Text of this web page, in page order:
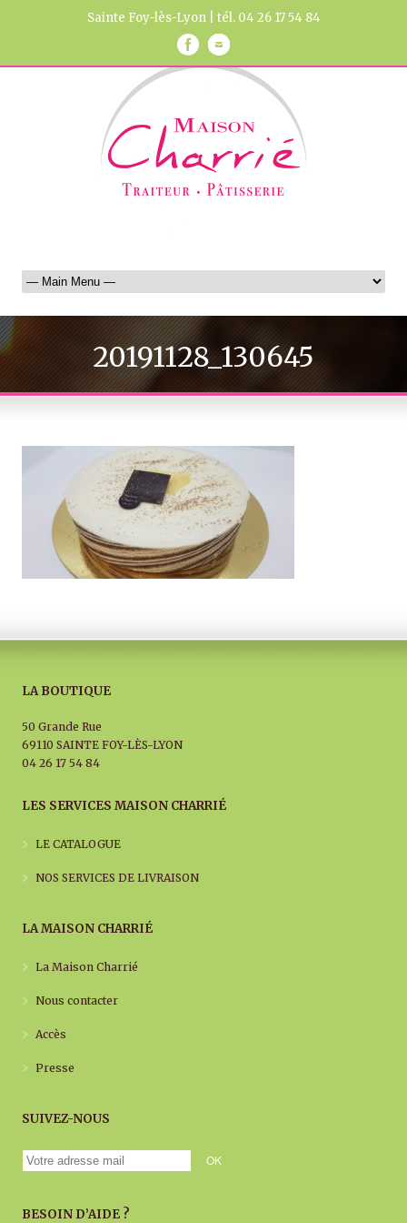
Sainte Foy-lès-Lyon | tél. 04 26 17 54 84
20191128_130645
LA BOUTIQUE
50 Grande Rue
69110 SAINTE FOY-LÈS-LYON
04 26 17 54 84
LES SERVICES MAISON CHARRIÉ
LE CATALOGUE
NOS SERVICES DE LIVRAISON
LA MAISON CHARRIÉ
La Maison Charrié
Nous contacter
Accès
Presse
SUIVEZ-NOUS
BESOIN D’AIDE ?